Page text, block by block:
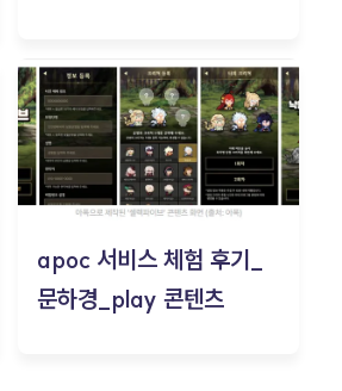
apoc 서비스 체험 후기_
문하경_play 콘텐츠